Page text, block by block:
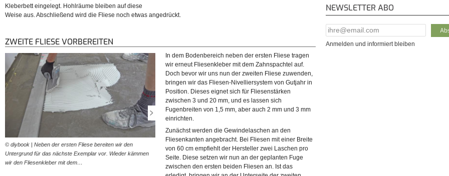
Kleberbett eingelegt. Hohlräume bleiben auf diese
Weise aus. Abschließend wird die Fliese noch etwas angedrückt.
ZWEITE FLIESE VORBEREITEN
© diybook | Neben der ersten Fliese bereiten wir den
Untergrund für das nächste Exemplar vor. Wieder kämmen
wir den Fliesenkleber mit dem…
© diybook | Um einen ebenen Belag zu garantieren, greifen
wir auf ein Fliesen-Nivelliersystem zurück. Die
In dem Bodenbereich neben der ersten Fliese tragen
wir erneut Fliesenkleber mit dem Zahnspachtel auf.
Doch bevor wir uns nun der zweiten Fliese zuwenden,
bringen wir das Fliesen-Nivelliersystem von Gutjahr in
Position. Dieses eignet sich für Fliesenstärken
zwischen 3 und 20 mm, und es lassen sich
Fugenbreiten von 1,5 mm, aber auch 2 mm und 3 mm
einrichten.
Zunächst werden die Gewindelaschen an den
Fliesenkanten angebracht. Bei Fliesen mit einer Breite
von 60 cm empfiehlt der Hersteller zwei Laschen pro
Seite. Diese setzen wir nun an der geplanten Fuge
zwischen den ersten beiden Fliesen an. Ist das
NEWSLETTER ABO
E-Mail Addresse*
Anmelden und informiert bleiben